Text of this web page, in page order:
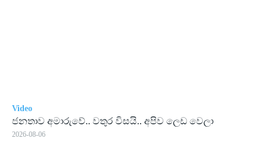
Video
ජනතාව අමාරුවේ.. වතුර විසයි.. අපිව ලෙඩ වෙලා
2026-08-06